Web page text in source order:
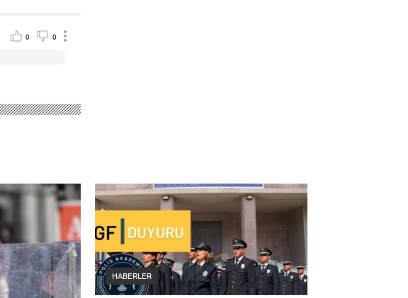
0 0
HABERLER